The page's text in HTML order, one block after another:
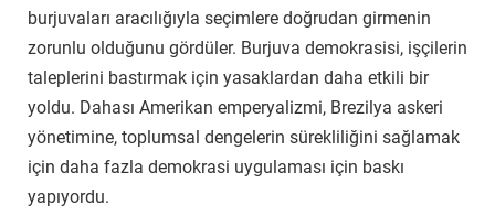
burjuvaları aracılığıyla seçimlere doğrudan girmenin
zorunlu olduğunu gördüler. Burjuva demokrasisi, işçilerin
taleplerini bastırmak için yasaklardan daha etkili bir
yoldu. Dahası Amerikan emperyalizmi, Brezilya askeri
yönetimine, toplumsal dengelerin sürekliliğini sağlamak
için daha fazla demokrasi uygulaması için baskı
yapıyordu.